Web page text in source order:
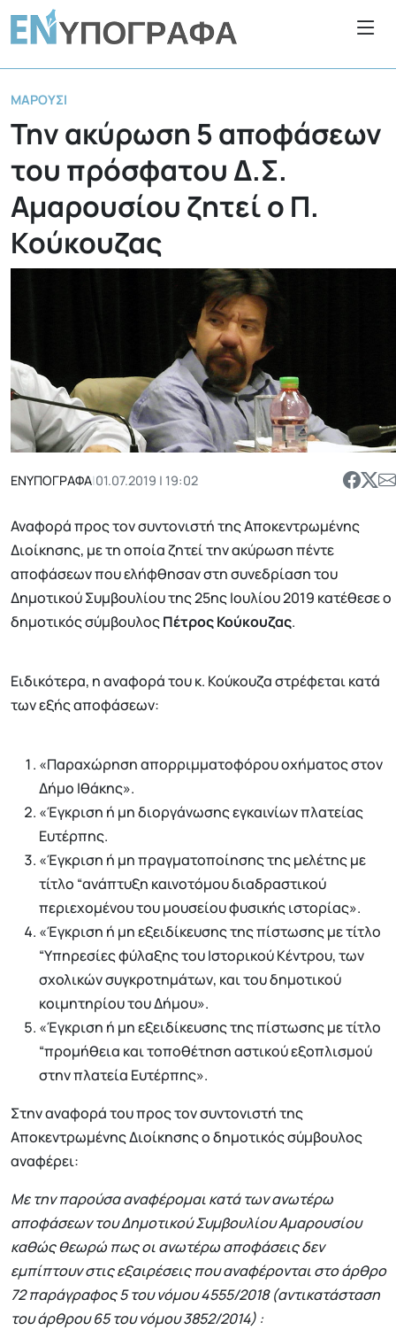
ΜΑΡΟΎΣΙ
Την ακύρωση 5 αποφάσεων
του πρόσφατου Δ.Σ.
Αμαρουσίου ζητεί ο Π.
Κούκουζας
ΕΝΥΠΟΓΡΑΦΑ|01.07.2019 | 19:02
Αναφορά προς τον συντονιστή της Αποκεντρωμένης
Διοίκησης, με τη οποία ζητεί την ακύρωση πέντε
αποφάσεων που ελήφθησαν στη συνεδρίαση του
Δημοτικού Συμβουλίου της 25ης Ιουλίου 2019 κατέθεσε ο
δημοτικός σύμβουλοςΠέτρος Κούκουζας.
Ειδικότερα, η αναφορά του κ. Κούκουζα στρέφεται κατά
των εξής αποφάσεων:
«Παραχώρηση απορριμματοφόρου οχήματος στον
Δήμο Ιθάκης».
«Έγκριση ή μη διοργάνωσης εγκαινίων πλατείας
Ευτέρπης.
«Έγκριση ή μη πραγματοποίησης της μελέτης με
τίτλο “ανάπτυξη καινοτόμου διαδραστικού
περιεχομένου του μουσείου φυσικής ιστορίας».
«Έγκριση ή μη εξειδίκευσης της πίστωσης με τίτλο
“Υπηρεσίες φύλαξης του Ιστορικού Κέντρου, των
σχολικών συγκροτημάτων, και του δημοτικού
κοιμητηρίου του Δήμου».
«Έγκριση ή μη εξειδίκευσης της πίστωσης με τίτλο
“προμήθεια και τοποθέτηση αστικού εξοπλισμού
στην πλατεία Ευτέρπης».
Στην αναφορά του προς τον συντονιστή της
Αποκεντρωμένης Διοίκησης ο δημοτικός σύμβουλος
αναφέρει:
Με την παρούσα αναφέρομαι κατά των ανωτέρω
αποφάσεων του Δημοτικού Συμβουλίου Αμαρουσίου
καθώς θεωρώ πως οι ανωτέρω αποφάσεις δεν
εμπίπτουν στις εξαιρέσεις που αναφέρονται στο άρθρο
72 παράγραφος 5 του νόμου 4555/2018 (αντικατάσταση
του άρθρου 65 του νόμου 3852/2014) :